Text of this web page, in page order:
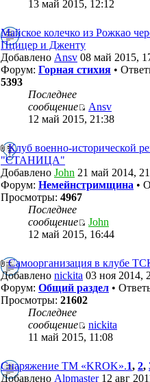
13 май 2015, 12:12
Майское колечко из Рожкао
Пцицер и Дженту
Добавлено Ansv 08 май 2015,
Форум: Горная стихия •
5393
Последнее
сообщение
Ansv
12 май 2015, 21:38
Клуб военно-исторической
"СТАНИЦА"
Добавлено John 21 май 2014,
Форум: Немейнстримщина •
Просмотры: 4967
Последнее
сообщение
John
12 май 2015, 16:44
Самоорганизация в клубе
Добавлено nickita 03 ноя 2014,
Форум: Общий раздел •
Просмотры: 21602
Последнее
сообщение
nickita
11 май 2015, 11:08
Снаряжение ТМ «KROK».1, 2,
Добавлено Alpmaster12 авг